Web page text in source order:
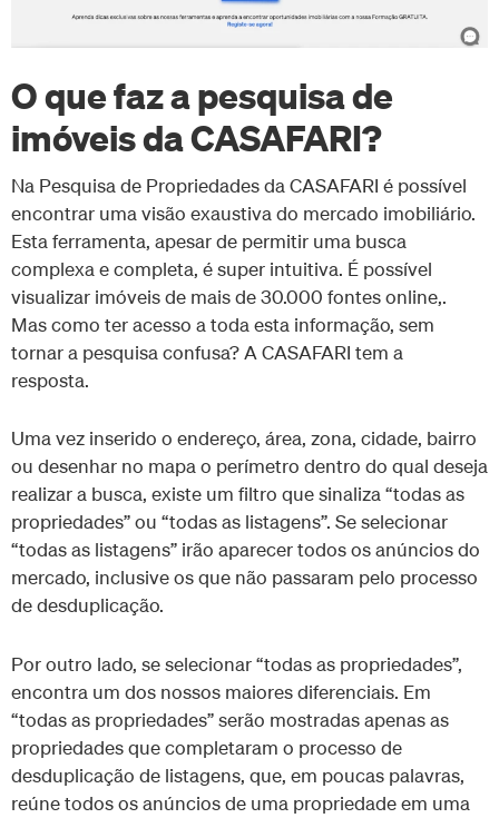
O que faz a pesquisa de
imóveis da CASAFARI?
Na Pesquisa de Propriedades da CASAFARI é possível
encontrar uma visão exaustiva do mercado imobiliário.
Esta ferramenta, apesar de permitir uma busca
complexa e completa, é super intuitiva. É possível
visualizar imóveis de mais de 30.000 fontes online,.
Mas como ter acesso a toda esta informação, sem
tornar a pesquisa confusa? A CASAFARI tem a
resposta.
Uma vez inserido o endereço, área, zona, cidade, bairro
ou desenhar no mapa o perímetro dentro do qual deseja
realizar a busca, existe um filtro que sinaliza “todas as
propriedades” ou “todas as listagens”. Se selecionar
“todas as listagens” irão aparecer todos os anúncios do
mercado, inclusive os que não passaram pelo processo
de desduplicação.
Por outro lado, se selecionar “todas as propriedades”,
encontra um dos nossos maiores diferenciais. Em
“todas as propriedades” serão mostradas apenas as
propriedades que completaram o processo de
desduplicação de listagens, que, em poucas palavras,
reúne todos os anúncios de uma propriedade em uma